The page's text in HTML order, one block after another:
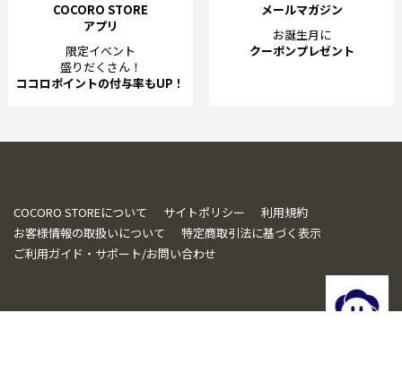
COCORO STORE
アプリ
限定イベント
盛りだくさん！
ココロポイントの付与率もUP！
メールマガジン
お誕生月に
クーポンプレゼント
COCORO STOREについて サイトポリシー
利用規約
お客様情報の取扱いについて
特定商取引法に基づく表示
ご利用ガイド・サポート/お問い合わせ